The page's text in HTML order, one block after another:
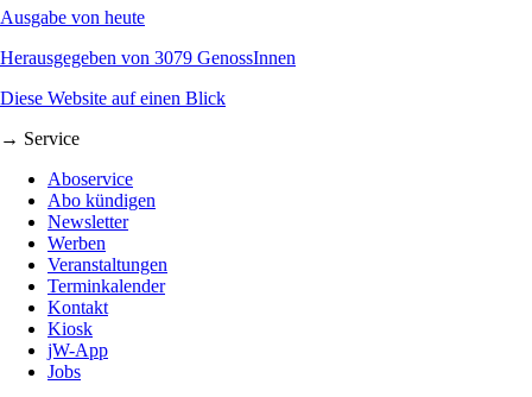
Ausgabe von heute
Herausgegeben von 3079 GenossInnen
Diese Website auf einen Blick
→ Service
Aboservice
Abo kündigen
Newsletter
Werben
Veranstaltungen
Terminkalender
Kontakt
Kiosk
jW-App
Jobs